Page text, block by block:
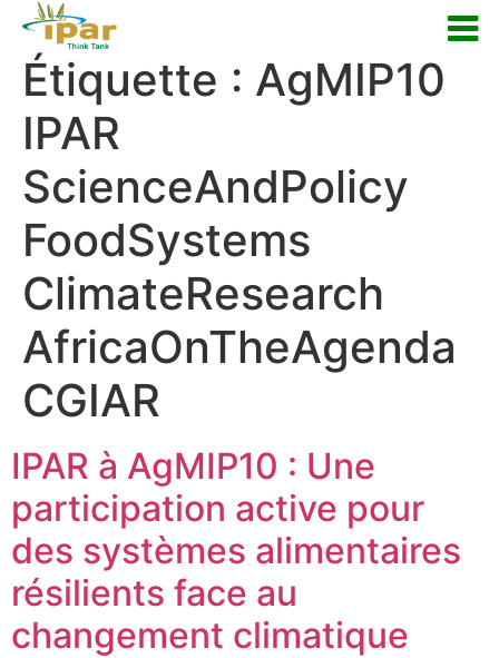
Étiquette : AgMIP10
IPAR
ScienceAndPolicy
FoodSystems
ClimateResearch
AfricaOnTheAgenda
CGIAR
IPAR à AgMIP10 : Une
participation active pour
des systèmes alimentaires
résilients face au
changement climatique